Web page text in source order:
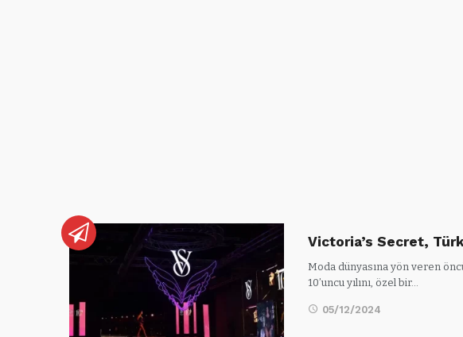
Victoria’s Secret,
Moda dünyasına yön veren
10’uncu yılını, özel bir…
05/12/2024